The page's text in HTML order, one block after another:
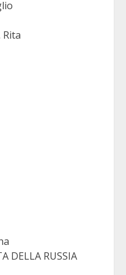
Rita
DELLA RUSSIA